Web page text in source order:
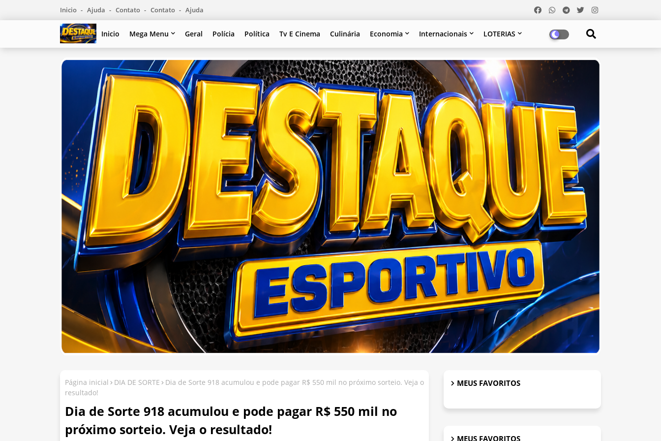
Inicio Ajuda Contato Contato Ajuda
Inicio Mega Menu Geral Polícia Política Tv E Cinema Culinária Economia Internacionais LOTERIAS
Página inicial DIA DE SORTE
Dia de Sorte 918 acumulou e pode pagar R$ 550 mil no próximo sorteio. Veja o
resultado!
Dia de Sorte 918 acumulou e pode pagar R$ 550 mil no
próximo sorteio. Veja o resultado!
MEUS FAVORITOS
MEUS FAVORITOS